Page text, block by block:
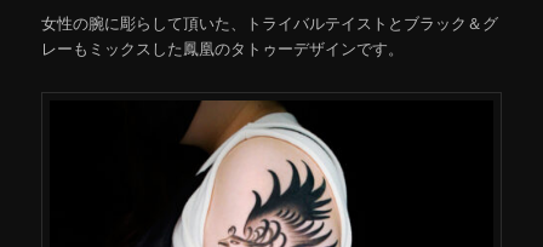
女性の腕に彫らして頂いた、トライバルテイストとブラック＆グ
レーもミックスした鳳凰のタトゥーデザインです。